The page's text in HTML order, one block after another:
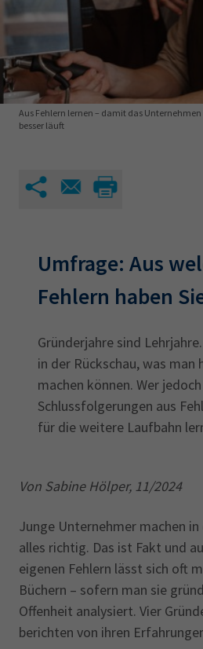
Leichte Sprache
IHK regional
Karriere
EN
Magazin
34d
Wirtschaftsfachwirt
Sachkundeprüfung
34i
Betriebswirt
Aus Fehlern lernen – damit das
besser läuft
Umfrage: Aus
Fehlern haben
Gründerjahre sind
in der Rückschau, was man
machen können. Wer
Schlussfolgerungen aus
für die weitere Laufbahn
Von Sabine Hölper, 11/2024
Junge Unternehmer machen
alles richtig. Das ist Fakt und
eigenen Fehlern lässt sich oft
Büchern – sofern man sie
Offenheit analysiert. Vier
berichten von ihren